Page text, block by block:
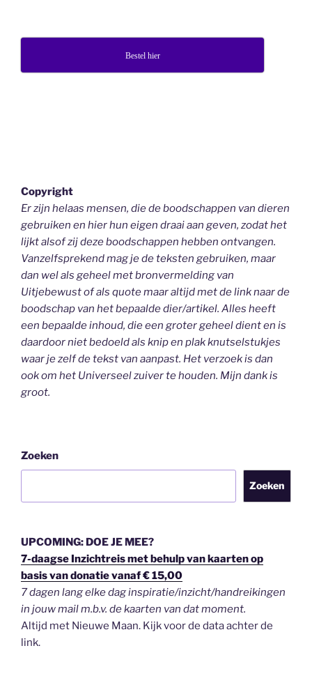
Bestel hier
Copyright
Er zijn helaas mensen, die de boodschappen van dieren
gebruiken en hier hun eigen draai aan geven, zodat het
lijkt alsof zij deze boodschappen hebben ontvangen.
Vanzelfsprekend mag je de teksten gebruiken, maar
dan wel als geheelmet bronvermelding van
Uitjebewustof als quote maar altijd met de link naar de
boodschap van het bepaalde dier/artikel. Alles heeft
een bepaalde inhoud, die een groter geheel dient en is
daardoor niet bedoeld als knip en plak knutselstukjes
waar je zelf de tekst van aanpast. Het verzoek is dan
ook om het Universeel zuiver te houden. Mijn dank is
groot.
Zoeken
Zoeken
UPCOMING: DOE JE MEE?
7-daagse Inzichtreis met behulp van kaarten op
basis van donatie vanaf € 15,00
7 dagen lang elke dag inspiratie/inzicht/handreikingen
in jouw mail m.b.v. de kaarten van dat moment.
Altijd met Nieuwe Maan. Kijk voor de data achter de
link.